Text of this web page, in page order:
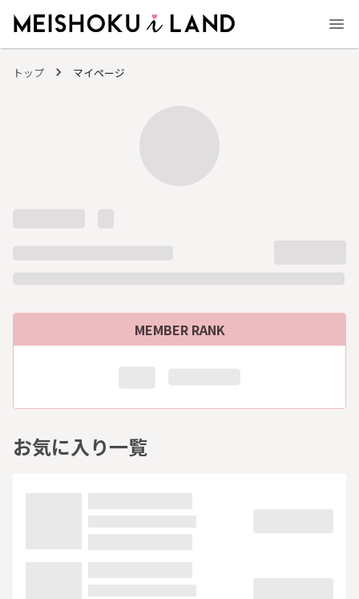
トップ マイページ
MEMBER RANK
お気に入り一覧